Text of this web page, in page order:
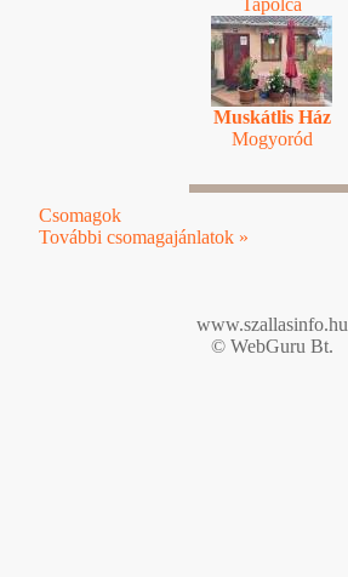
Muskátlis Ház
Mogyoród
Csomagok
További csomagajánlatok »
www.szallasinfo.hu
© WebGuru Bt.